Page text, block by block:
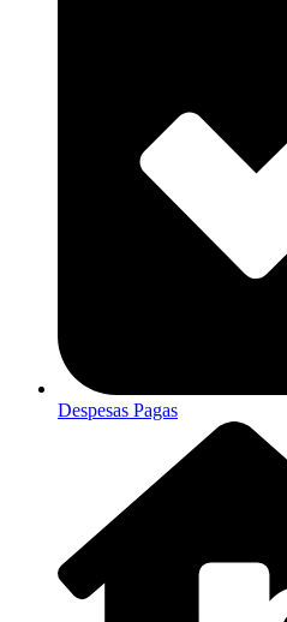
Despesas Pagas